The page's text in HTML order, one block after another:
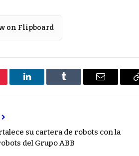
on Flipboard
LinkedIn Tumblr Email
su cartera de robots con la
del Grupo ABB